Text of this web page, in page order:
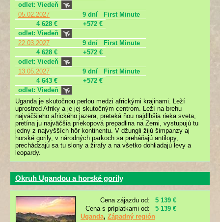
odlet: Viedeň
05.02.2027
9 dní
First Minute
4 628 €
+572 €
odlet: Viedeň
22.03.2027
9 dní
First Minute
4 628 €
+572 €
odlet: Viedeň
13.05.2027
9 dní
First Minute
4 643 €
+572 €
odlet: Viedeň
Uganda je skutočnou perlou medzi africkými krajinami. Leží
uprostred Afriky a je jej skutočným centrom. Leží na brehu
najväčšieho afrického jazera, preteká ňou najdlhšia rieka sveta,
pretína ju najväčšia priekopová prepadlina na Zemi, vystupujú tu
jedny z najvyšších hôr kontinentu. V džungli žijú šimpanzy aj
horské gorily, v národných parkoch sa preháňajú antilopy,
prechádzajú sa tu slony a žirafy a na všetko dohliadajú levy a
leopardy.
Okruh Ugandou a horské gorily
Cena zájazdu od:
5 139 €
Cena s príplatkami od:
5 139 €
Uganda, Západný región